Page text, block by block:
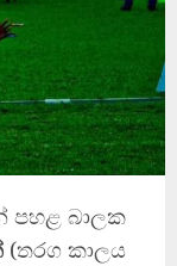
පහළ බාලක
(තරග කාලය